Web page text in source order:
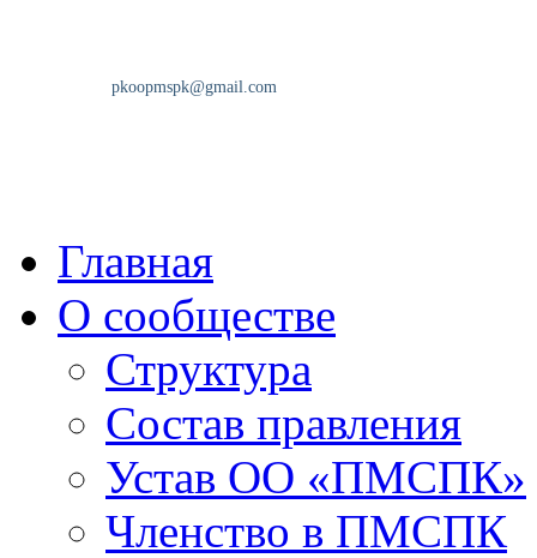
Главная
О сообществе
Структура
Состав правления
Устав ОО «ПМСПК»
Членство в ПМСПК